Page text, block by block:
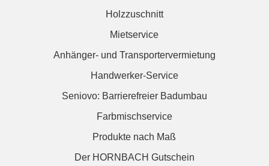
Holzzuschnitt
Mietservice
Anhänger- und Transportervermietung
Handwerker-Service
Seniovo: Barrierefreier Badumbau
Farbmischservice
Produkte nach Maß
Der HORNBACH Gutschein